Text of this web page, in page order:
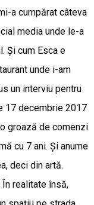
a cumpărat câteva
media unde le-a
Și cum Esca e
unde i-am
un interviu pentru
17 decembrie 2017
groază de comenzi
cu 7 ani. Și anume
deci din artă.
realitate însă,